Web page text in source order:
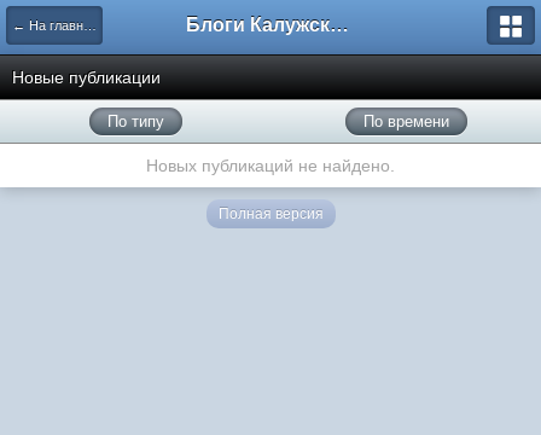
← На главную Блоги Калужского перекрестка
Новые публикации
По типу По времени
Новых публикаций не найдено.
Полная версия